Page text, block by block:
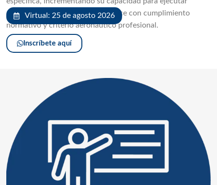
misiones técnicas de mayor alcance con cumplimiento
normativo y criterio aeronáutico profesional.
Virtual: 25 de agosto 2026
Inscríbete aquí